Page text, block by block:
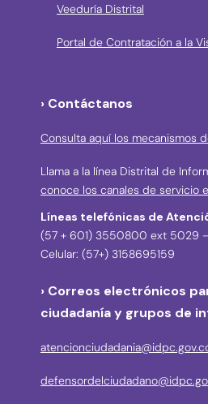
Veeduría Distrital
Portal de Contratación a la
› Contáctanos
Consulta aquí los mecanismos
Llama a la línea Distrital de
conoce los canales de servicio
Líneas telefónicas de
(57 + 601) 3550800 ext 5029
Celular: (57+) 3158695159
› Correos electrónicos
ciudadanía y grupos de